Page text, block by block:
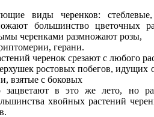
виды черенков:
большинство цветочных
черенками размножают розы,
герани.
черенок срезают с любого
ростовых побегов,
взятые с боковых
зацветают в это же лето, но
хвойных растений